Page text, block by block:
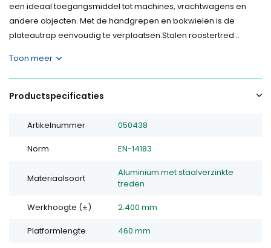
een ideaal toegangsmiddel tot machines, vrachtwagens en
andere objecten. Met de handgrepen en bokwielen is de
plateautrap eenvoudig te verplaatsen.Stalen roostertred...
Toon meer
Productspecificaties
Artikelnummer 050438
Norm EN-14183
Materiaalsoort
Aluminium met staalverzinkte
treden
Werkhoogte (±) 2.400 mm
Platformlengte 460 mm